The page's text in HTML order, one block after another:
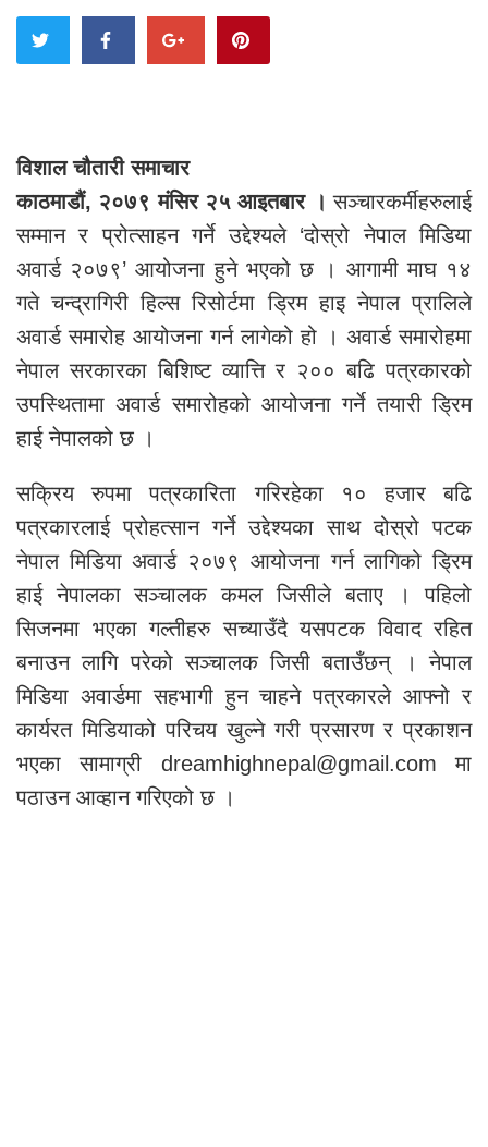
विशाल चौतारी समाचार
काठमाडौं, २०७९ मंसिर २५ आइतबार । सञ्चारकर्मीहरुलाई
सम्मान र प्रोत्साहन गर्ने उद्देश्यले ‘दोस्रो नेपाल मिडिया
अवार्ड २०७९’ आयोजना हुने भएको छ । आगामी माघ १४
गते चन्द्रागिरी हिल्स रिसोर्टमा ड्रिम हाइ नेपाल प्रालिले
अवार्ड समारोह आयोजना गर्न लागेको हो । अवार्ड समारोहमा
नेपाल सरकारका बिशिष्ट व्यात्ति र २०० बढि पत्रकारको
उपस्थितामा अवार्ड समारोहको आयोजना गर्ने तयारी ड्रिम
हाई नेपालको छ ।
सक्रिय रुपमा पत्रकारिता गरिरहेका १० हजार बढि
पत्रकारलाई प्रोहत्सान गर्ने उद्देश्यका साथ दोस्रो पटक
नेपाल मिडिया अवार्ड २०७९ आयोजना गर्न लागिको ड्रिम
हाई नेपालका सञ्चालक कमल जिसीले बताए । पहिलो
सिजनमा भएका गल्तीहरु सच्याउँदै यसपटक विवाद रहित
बनाउन लागि परेको सञ्चालक जिसी बताउँछन् । नेपाल
मिडिया अवार्डमा सहभागी हुन चाहने पत्रकारले आफ्नो र
कार्यरत मिडियाको परिचय खुल्ने गरी प्रसारण र प्रकाशन
भएका सामाग्री dreamhighnepal@gmail.com मा
पठाउन आव्हान गरिएको छ ।